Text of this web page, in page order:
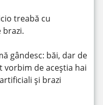
treabă cu
brazi.
gândesc: băi, dar de
vorbim de aceștia hai
și brazi